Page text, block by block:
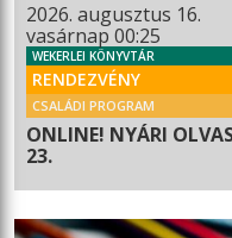
2026. augusztus 16.
vasárnap 00:25
WEKERLEI KÖNYVTÁR
RENDEZVÉNY
CSALÁDI PROGRAM
ONLINE! NYÁRI
23.